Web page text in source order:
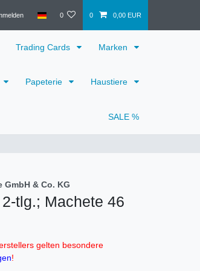
0 0 0,00 EUR
Trading Cards Marken
Papeterie Haustiere
SALE %
GmbH & Co. KG
tlg.; Machete 46
gelten besondere
!